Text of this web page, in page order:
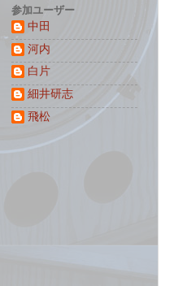
参加ユーザー
中田
河内
白片
細井研志
飛松